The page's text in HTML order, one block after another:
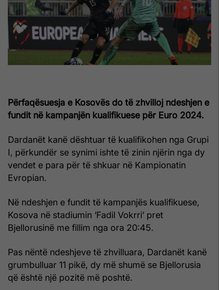
Përfaqësuesja e Kosovës do të zhvilloj ndeshjen e
fundit në kampanjën kualifikuese për Euro 2024.
Dardanët kanë dështuar të kualifikohen nga Grupi
I, përkundër se synimi ishte të zinin njërin nga dy
vendet e para për të shkuar në Kampionatin
Evropian.
Në ndeshjen e fundit të kampanjës kualifikuese,
Kosova në stadiumin ‘Fadil Vokrri’ pret
Bjellorusinë me fillim nga ora 20:45.
Pas nëntë ndeshjeve të zhvilluara, Dardanët kanë
grumbulluar 11 pikë, dy më shumë se Bjellorusia
që është një pozitë më poshtë.